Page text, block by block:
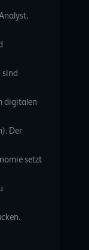
sind
digitalen
Der
setzt